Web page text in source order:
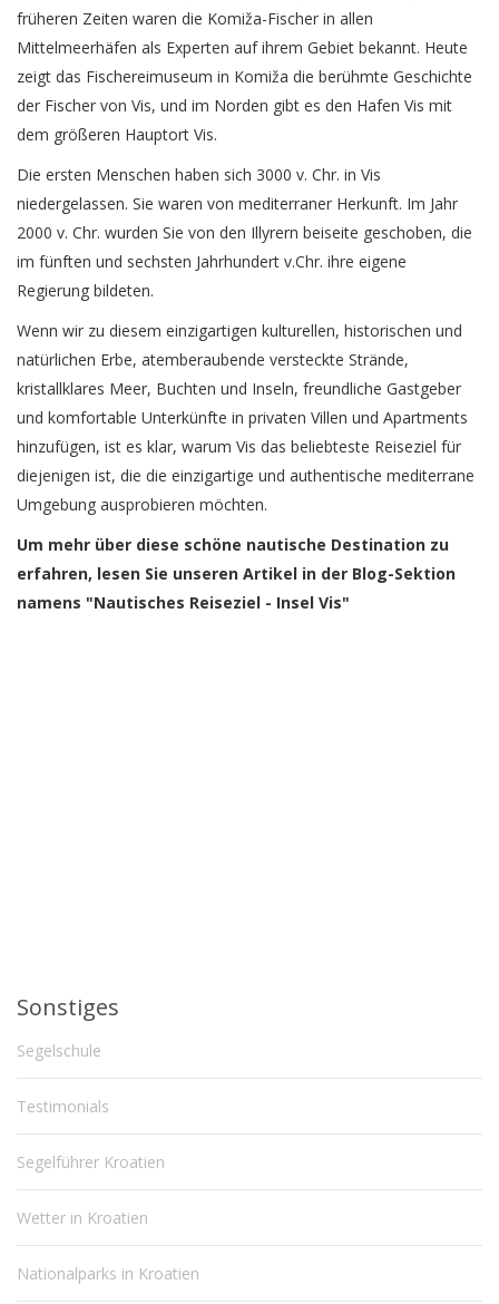
früheren Zeiten waren die Komiža-Fischer in allen
Mittelmeerhäfen als Experten auf ihrem Gebiet bekannt. Heute
zeigt das Fischereimuseum in Komiža die berühmte Geschichte
der Fischer von Vis, und im Norden gibt es den Hafen Vis mit
dem größeren Hauptort Vis.
Die ersten Menschen haben sich 3000 v. Chr. in Vis
niedergelassen. Sie waren von mediterraner Herkunft. Im Jahr
2000 v. Chr. wurden Sie von den Illyrern beiseite geschoben, die
im fünften und sechsten Jahrhundert v.Chr. ihre eigene
Regierung bildeten.
Wenn wir zu diesem einzigartigen kulturellen, historischen und
natürlichen Erbe, atemberaubende versteckte Strände,
kristallklares Meer, Buchten und Inseln, freundliche Gastgeber
und komfortable Unterkünfte in privaten Villen und Apartments
hinzufügen, ist es klar, warum Vis das beliebteste Reiseziel für
diejenigen ist, die die einzigartige und authentische mediterrane
Umgebung ausprobieren möchten.
Um mehr über diese schöne nautische Destination zu
erfahren, lesen Sie unseren Artikel in der Blog-Sektion
namens "Nautisches Reiseziel - Insel Vis"
Sonstiges
Segelschule
Testimonials
Segelführer Kroatien
Wetter in Kroatien
Nationalparks in Kroatien